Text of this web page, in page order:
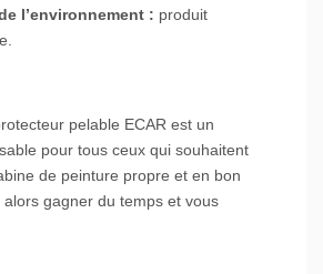
l’environnement : produit
pelable ECAR est un
pour tous ceux qui souhaitent
de peinture propre et en bon
gagner du temps et vous